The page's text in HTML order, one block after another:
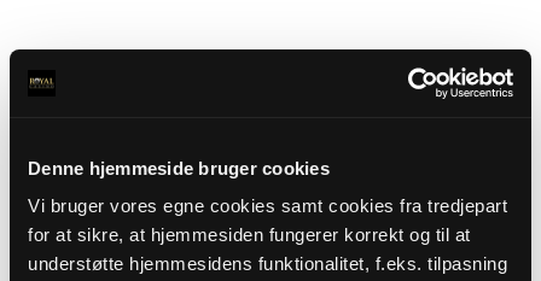
Denne hjemmeside bruger cookies
Vi bruger vores egne cookies samt cookies fra tredjepart
for at sikre, at hjemmesiden fungerer korrekt og til at
understøtte hjemmesidens funktionalitet, f.eks. tilpasning